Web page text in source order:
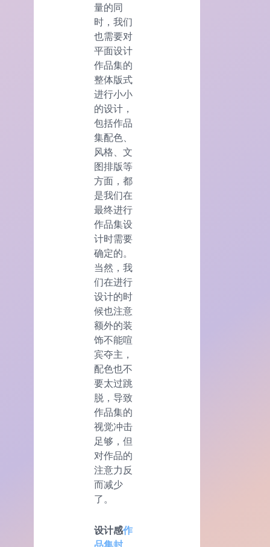
量的同
时，我们
也需要对
平面设计
作品集的
整体版式
进行小小
的设计，
包括作品
集配色、
风格、文
图排版等
方面，都
是我们在
最终进行
作品集设
计时需要
确定的。
当然，我
们在进行
设计的时
候也注意
额外的装
饰不能喧
宾夺主，
配色也不
要太过跳
脱，导致
作品集的
视觉冲击
足够，但
对作品的
注意力反
而减少
了。
设计感作